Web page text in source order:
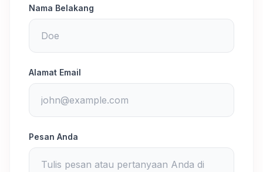
Nama Belakang
Alamat Email
Pesan Anda